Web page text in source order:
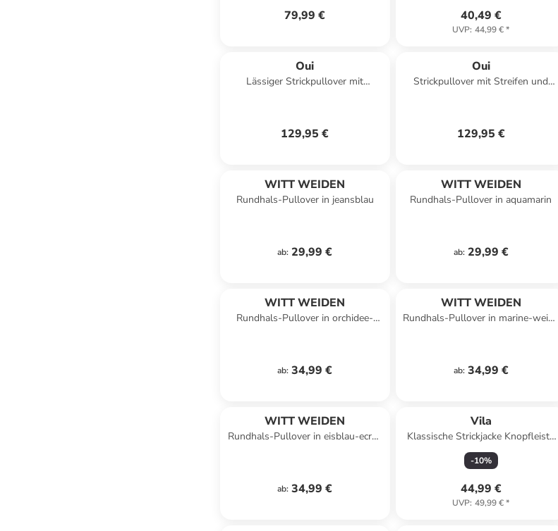
79,99 € 40,49 €
UVP: 44,99 €*
Oui
Lässiger Strickpullover mit
129,95 €
Oui
Strickpullover mit Streifen und
129,95 €
WITT WEIDEN
Rundhals-Pullover in jeansblau
ab: 29,99 €
WITT WEIDEN
Rundhals-Pullover in aquamarin
ab: 29,99 €
WITT WEIDEN
Rundhals-Pullover in orchidee-
ab: 34,99 €
WITT WEIDEN
Rundhals-Pullover in marine-weiß-
ab: 34,99 €
WITT WEIDEN
Rundhals-Pullover in eisblau-ecru-
ab: 34,99 €
Vila
Klassische Strickjacke Knopfleiste
Rundhals in Creme
-10%
44,99 €
UVP: 49,99 €*